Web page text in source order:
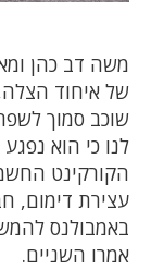
משה דב כהן
של איחוד
שוכב סמוך
לנו כי הוא
הקורקינט
עצירת דימום,
באמבולנס
אמרו השניים.